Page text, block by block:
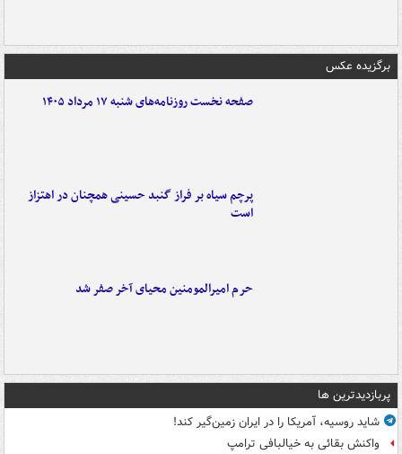
برگزیده عکس
صفحه نخست روزنامه‌های شنبه ۱۷ مرداد ۱۴۰۵
پرچم سیاه بر فراز گنبد حسینی همچنان در اهتزاز
است
حرم امیرالمومنین محیای آخر صفر شد
پربازدیدترین ها
شاید روسیه، آمریکا را در ایران زمین‌گیر کند!
واکنش بقائی به خیالبافی ترامپ